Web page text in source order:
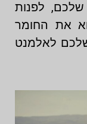
לפנות
את החומר
לאלמנט